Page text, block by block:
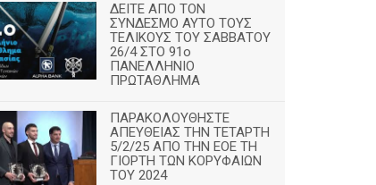
ΔΕΙΤΕ ΑΠΟ ΤΟΝ
ΣΥΝΔΕΣΜΟ ΑΥΤΟ ΤΟΥΣ
ΤΕΛΙΚΟΥΣ ΤΟΥ ΣΑΒΒΑΤΟΥ
26/4 ΣΤΟ 91ο
ΠΑΝΕΛΛΗΝΙΟ
ΠΡΩΤΑΘΛΗΜΑ
ΠΑΡΑΚΟΛΟΥΘΗΣΤΕ
ΑΠΕΥΘΕΙΑΣ ΤΗΝ ΤΕΤΑΡΤΗ
5/2/25 ΑΠΟ ΤΗΝ ΕΟΕ ΤΗ
ΓΙΟΡΤΗ ΤΩΝ ΚΟΡΥΦΑΙΩΝ
ΤΟΥ 2024